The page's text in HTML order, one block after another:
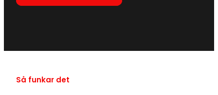
Så funkar det